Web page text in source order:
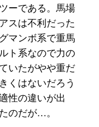
ーである。馬場
スは不利だった
マンボ系で重馬
ト系なので力の
いたがやや重だ
くはないだろう
性の違いが出
のだが…。